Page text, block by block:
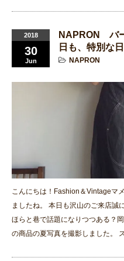
2018
30
Jun
NAPRON バ
日も、特別な
NAPRON
こんにちは！Fashion＆Vintageマ
ましたね。 本日も沢山のご来店誠
ほらと巷で話題になりつつある？
の商品の夏写真を撮影しました。